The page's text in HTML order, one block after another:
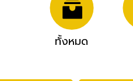
ทั้งหมด